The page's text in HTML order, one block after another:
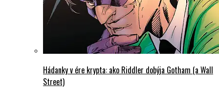
Hádanky v ére krypta: ako Riddler dobýja Gotham (a Wall
Street)